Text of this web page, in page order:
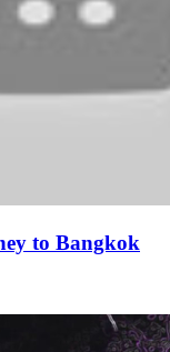
to Bangkok